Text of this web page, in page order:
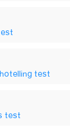
test
test